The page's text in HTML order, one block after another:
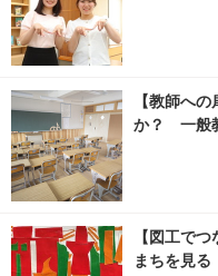
【教師へ
か？ 一般
【図工で
まちを見る